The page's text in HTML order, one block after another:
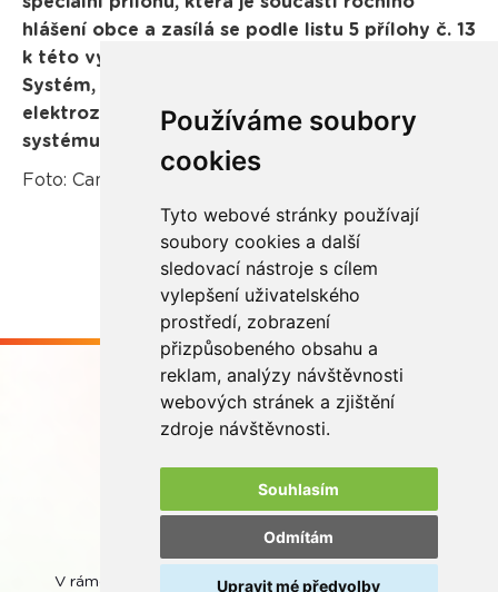
Používáme soubory
cookies
Tyto webové stránky používají
soubory cookies a další
sledovací nástroje s cílem
vylepšení uživatelského
prostředí, zobrazení
přizpůsobeného obsahu a
reklam, analýzy návštěvnosti
webových stránek a zjištění
zdroje návštěvnosti.
Souhlasím
Odmítám
Upravit mé předvolby
hlášení obce a zasílá se podle listu 5 přílohy č. 13
k této vyhlášce. Obce spolupracující s REMA
Systém, a.s. tyto data (pro Tabulku č.5, za
elektrozařízení) mohou získat po přihlášení do
systému: Objednat svoz - v sekci: „Statistika“.
Foto: Canva.com
Buďme ve spojení
V rámci zpětného odběru odpadních přenosných baterií